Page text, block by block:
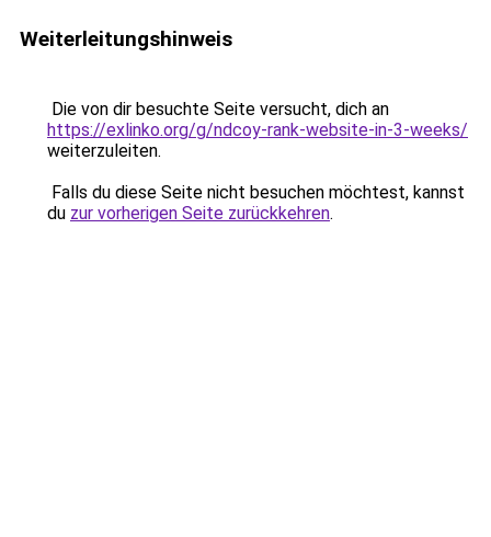
Weiterleitungshinweis
Die von dir besuchte Seite versucht, dich an
https://exlinko.org/g/ndcoy-rank-website-in-3-weeks/
weiterzuleiten.
Falls du diese Seite nicht besuchen möchtest, kannst
du zur vorherigen Seite zurückkehren.